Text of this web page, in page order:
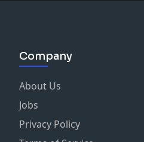
Company
About Us
Jobs
Privacy Policy